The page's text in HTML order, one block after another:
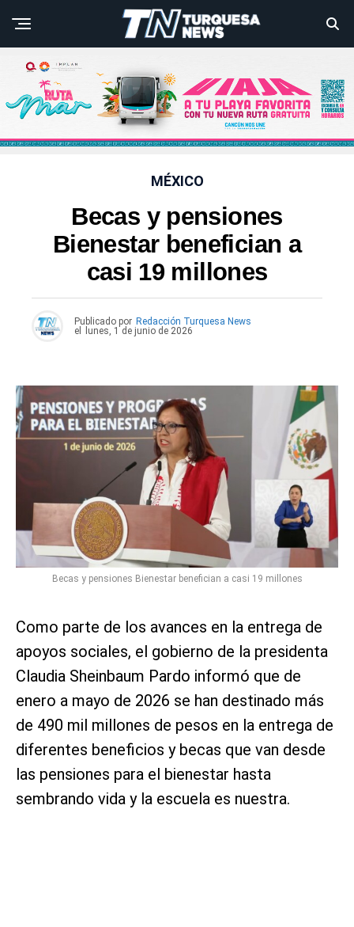
MÉXICO
Becas y pensiones
Bienestar benefician a
casi 19 millones
Publicado por Redacción Turquesa News
el
lunes, 1 de junio de 2026
Becas y pensiones Bienestar benefician a casi 19 millones
Como parte de los avances en la entrega de
apoyos sociales, el gobierno de la presidenta
Claudia Sheinbaum Pardo informó que de
enero a mayo de 2026 se han destinado más
de 490 mil millones de pesos en la entrega de
diferentes beneficios y becas que van desde
las pensiones para el bienestar hasta
sembrando vida y la escuela es nuestra.